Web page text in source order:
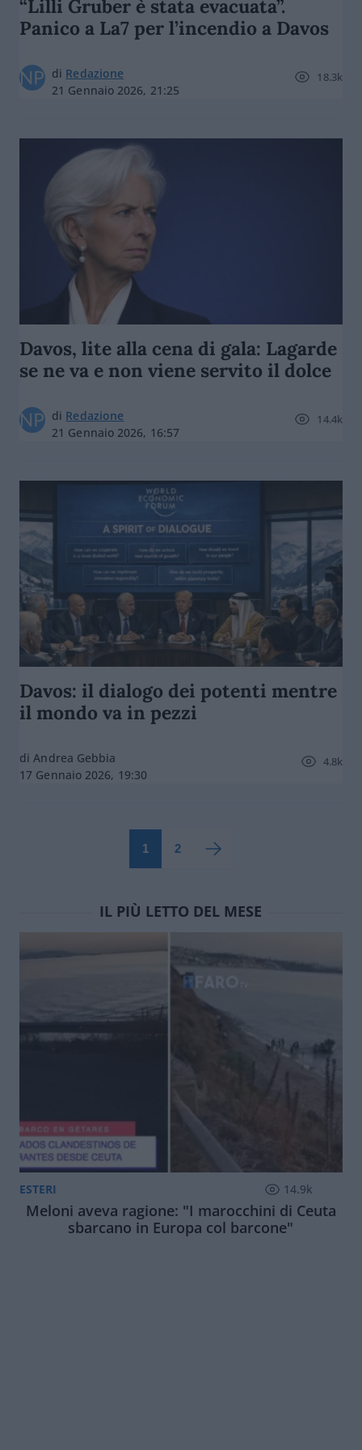
“Lilli Gruber è stata evacuata”.
Panico a La7 per l’incendio a Davos
di Redazione
21 Gennaio 2026, 21:25
18.3k
Davos, lite alla cena di gala: Lagarde
se ne va e non viene servito il dolce
di Redazione
21 Gennaio 2026, 16:57
14.4k
Davos: il dialogo dei potenti mentre
il mondo va in pezzi
di Andrea Gebbia
17 Gennaio 2026, 19:30
4.8k
1 2
IL PIÙ LETTO DEL MESE
ESTERI 14.9k
Meloni aveva ragione: "I marocchini di Ceuta
sbarcano in Europa col barcone"